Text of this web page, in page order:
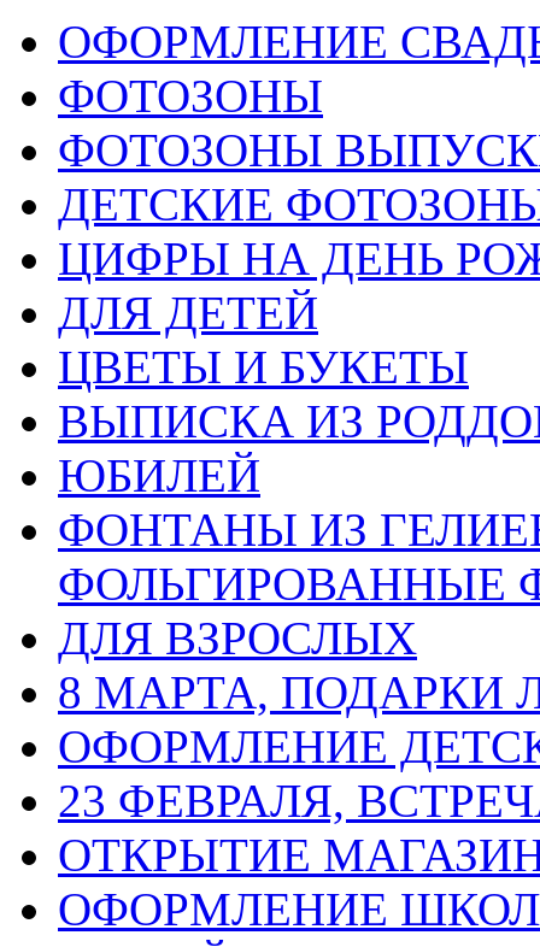
ОФОРМЛЕНИЕ
ФОТОЗОНЫ
ФОТОЗОНЫ
ДЕТСКИЕ
ЦИФРЫ НА ДЕНЬ
ДЛЯ ДЕТЕЙ
ЦВЕТЫ И БУКЕТЫ
ВЫПИСКА ИЗ
ЮБИЛЕЙ
ФОНТАНЫ ИЗ
ФОЛЬГИРОВАННЫЕ
ДЛЯ ВЗРОСЛЫХ
8 МАРТА,
ОФОРМЛЕНИЕ
23 ФЕВРАЛЯ,
ОТКРЫТИЕ
ОФОРМЛЕНИЕ